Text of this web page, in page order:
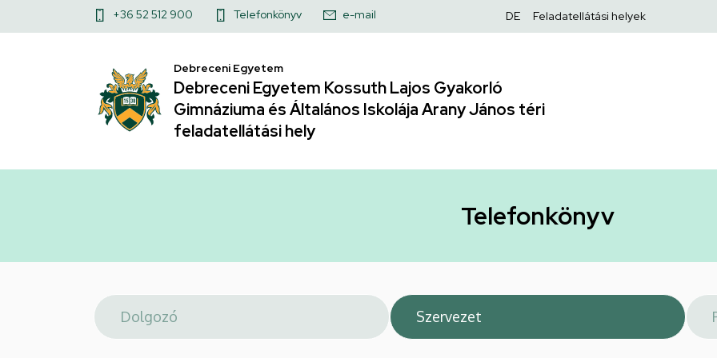
Telefonkönyv
Debreceni
Egyetem
Kossuth
Gimnáziuma
Általános
a
Felső
menü
+36 52 512 900 Telefonkönyv e-mail
Felső
DE Feladatellátási helyek
Debreceni Egyetem
Debreceni Egyetem Kossuth Lajos Gyakorló
Gimnáziuma és Általános Iskolája Arany János téri
feladatellátási hely
Telefonkönyv